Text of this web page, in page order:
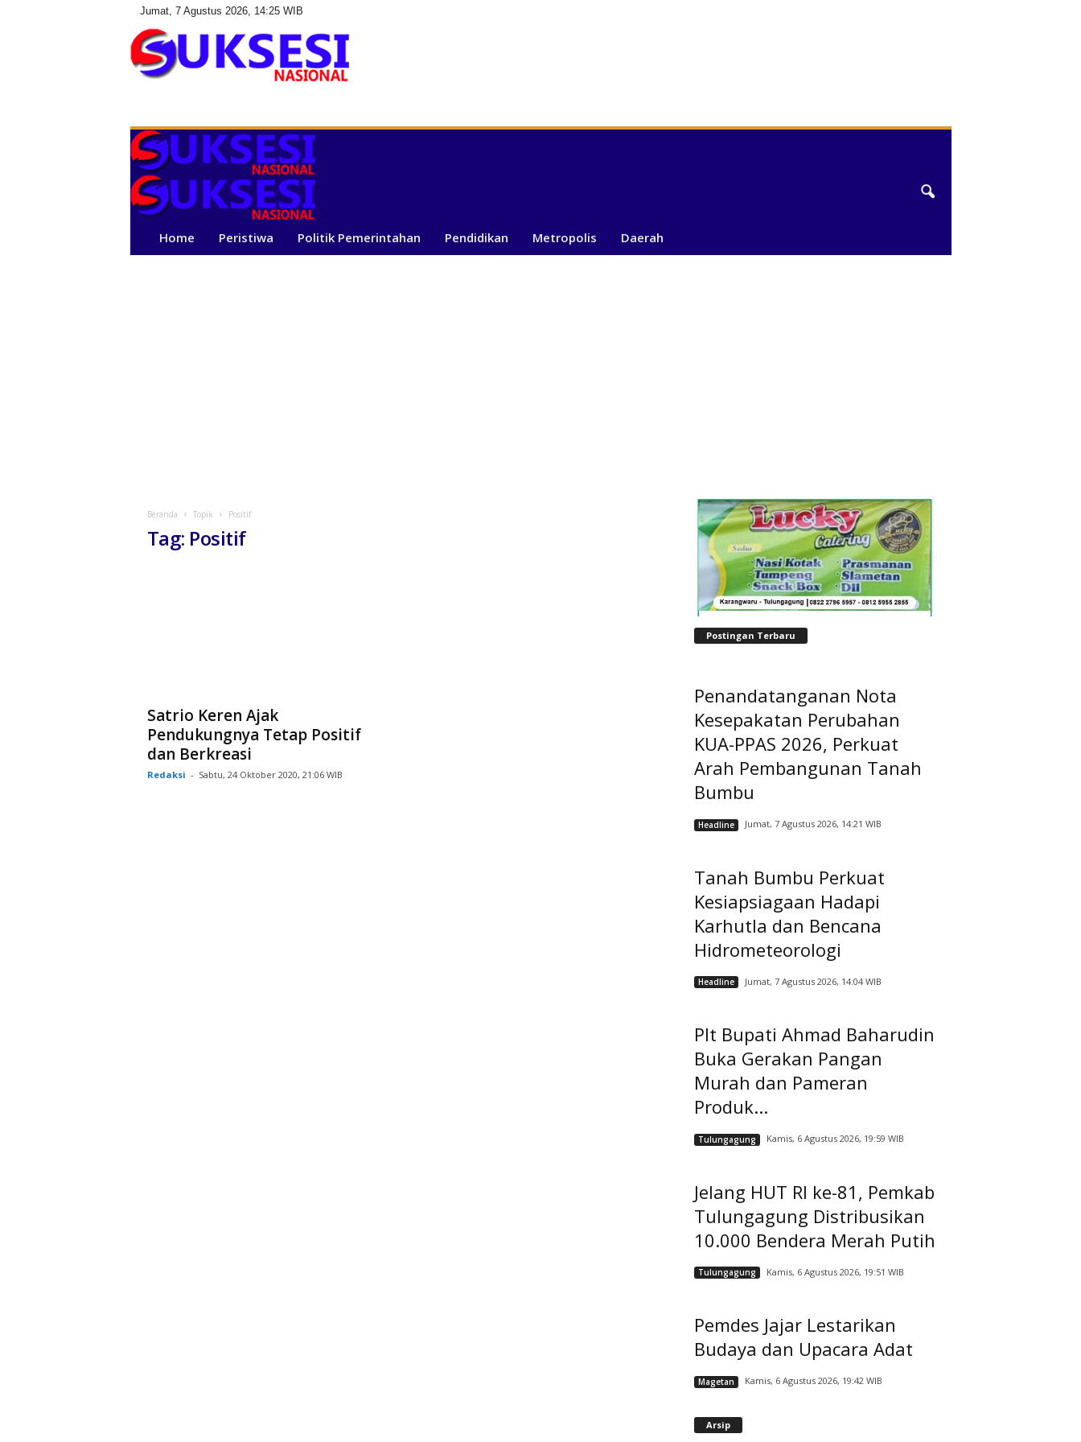
Jumat, 7 Agustus 2026, 14:25 WIB
s
e
i
N
i
Home Peristiwa Politik Pemerintahan Pendidikan Metropolis Daerah
Beranda Topik Positif
Tag: Positif
Satrio Keren Ajak
Pendukungnya Tetap Positif
dan Berkreasi
Redaksi - Sabtu, 24 Oktober 2020, 21:06 WIB
Postingan Terbaru
Penandatanganan Nota
Kesepakatan Perubahan
KUA-PPAS 2026, Perkuat
Arah Pembangunan Tanah
Bumbu
Headline Jumat, 7 Agustus 2026, 14:21 WIB
Tanah Bumbu Perkuat
Kesiapsiagaan Hadapi
Karhutla dan Bencana
Hidrometeorologi
Headline Jumat, 7 Agustus 2026, 14:04 WIB
Plt Bupati Ahmad Baharudin
Buka Gerakan Pangan
Murah dan Pameran
Produk...
Tulungagung Kamis, 6 Agustus 2026, 19:59 WIB
Jelang HUT RI ke-81, Pemkab
Tulungagung Distribusikan
10.000 Bendera Merah Putih
Tulungagung Kamis, 6 Agustus 2026, 19:51 WIB
Pemdes Jajar Lestarikan
Budaya dan Upacara Adat
Magetan Kamis, 6 Agustus 2026, 19:42 WIB
Arsip